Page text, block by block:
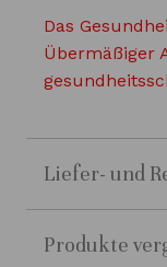
Das
Übermäßiger
Liefer- und
Produkte